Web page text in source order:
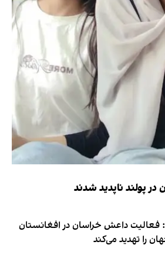
پولند ناپدید شدند
فعالیت داعش خراسان در افغانستان
را تهدید می‌کند